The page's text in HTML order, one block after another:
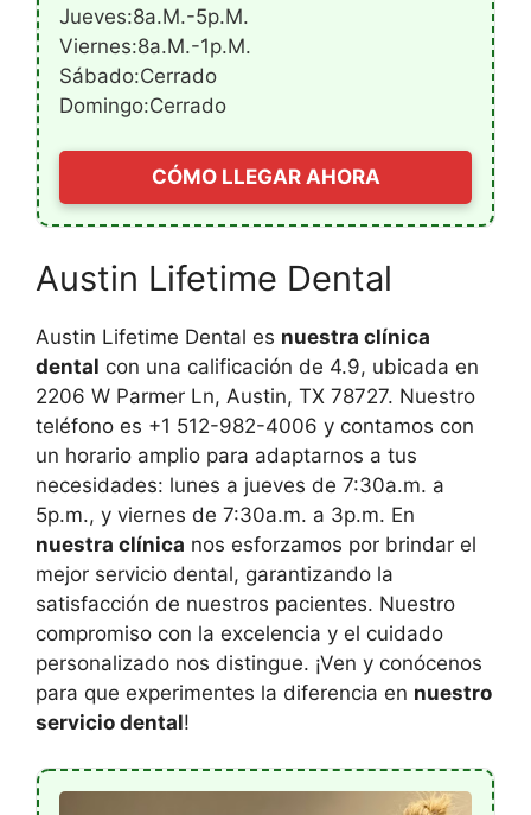
Jueves:8a.m.-5p.m.
Viernes:8a.m.-1p.m.
Sábado:Cerrado
Domingo:Cerrado
CÓMO LLEGAR AHORA
Austin Lifetime Dental
Austin Lifetime Dental es nuestra clínica
dental con una calificación de 4.9, ubicada en
2206 W Parmer Ln, Austin, TX 78727. Nuestro
teléfono es +1 512-982-4006 y contamos con
un horario amplio para adaptarnos a tus
necesidades: lunes a jueves de 7:30a.m. a
5p.m., y viernes de 7:30a.m. a 3p.m. En
nuestra clínica nos esforzamos por brindar el
mejor servicio dental, garantizando la
satisfacción de nuestros pacientes. Nuestro
compromiso con la excelencia y el cuidado
personalizado nos distingue. ¡Ven y conócenos
para que experimentes la diferencia en nuestro
servicio dental!